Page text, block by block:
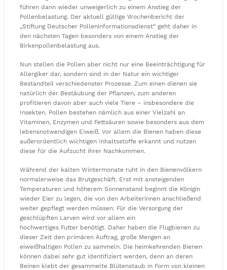
führen dann wieder unweigerlich zu einem Anstieg der
Pollenbelastung. Der aktuell gültige Wochenbericht der
„Stiftung Deutscher Polleninformationsdienst“ geht daher in
den nächsten Tagen besonders von einem Anstieg der
Birkenpollenbelastung aus.
Nun stellen die Pollen aber nicht nur eine Beeinträchtigung für
Allergiker dar, sondern sind in der Natur ein wichtiger
Bestandteil verschiedenster Prozesse. Zum einen dienen sie
natürlich der Bestäubung der Pflanzen, zum anderen
profitieren davon aber auch viele Tiere – insbesondere die
Insekten. Pollen bestehen nämlich aus einer Vielzahl an
Vitaminen, Enzymen und Fettsäuren sowie besonders aus dem
lebensnotwendigen Eiweiß. Vor allem die Bienen haben diese
außerordentlich wichtigen Inhaltsstoffe erkannt und nutzen
diese für die Aufzucht ihrer Nachkommen.
Während der kalten Wintermonate ruht in den Bienenvölkern
normalerweise das Brutgeschäft. Erst mit ansteigenden
Temperaturen und höherem Sonnenstand beginnt die Königin
wieder Eier zu legen, die von den Arbeiterinnen anschließend
weiter gepflegt werden müssen. Für die Versorgung der
geschlüpften Larven wird vor allem ein
hochwertiges Futter benötigt. Daher haben die Flugbienen zu
dieser Zeit den primären Auftrag, große Mengen an
eiweißhaltigen Pollen zu sammeln. Die heimkehrenden Bienen
können dabei sehr gut identifiziert werden, denn an deren
Beinen klebt der gesammelte Blütenstaub in Form von kleinen